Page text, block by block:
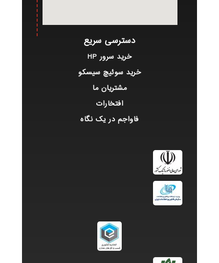
دسترسی سریع
خرید سرور HP
خرید سوئیچ سیسکو
مشتریان ما
افتخارات
فاواجم در یک نگاه